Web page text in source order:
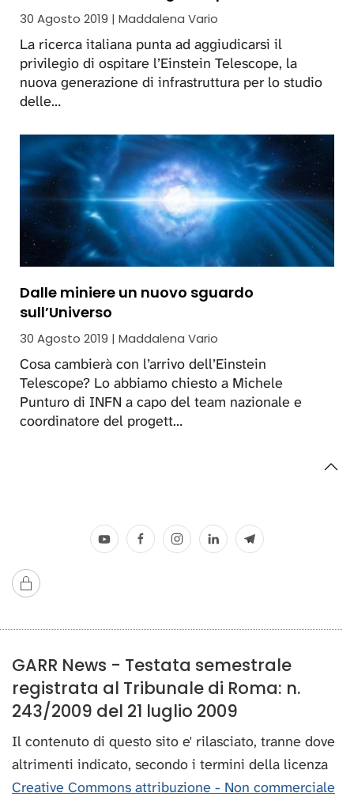
30 Agosto 2019 | Maddalena Vario
La ricerca italiana punta ad aggiudicarsi il
privilegio di ospitare l’Einstein Telescope, la
nuova generazione di infrastruttura per lo studio
delle…
Dalle miniere un nuovo sguardo
sull’Universo
30 Agosto 2019 | Maddalena Vario
Cosa cambierà con l’arrivo dell’Einstein
Telescope? Lo abbiamo chiesto a Michele
Punturo di INFN a capo del team nazionale e
coordinatore del progett…
GARR News - Testata semestrale
registrata al Tribunale di Roma: n.
243/2009 del 21 luglio 2009
Il contenuto di questo sito e' rilasciato, tranne dove
altrimenti indicato, secondo i termini della licenza
Creative Commons attribuzione - Non commerciale